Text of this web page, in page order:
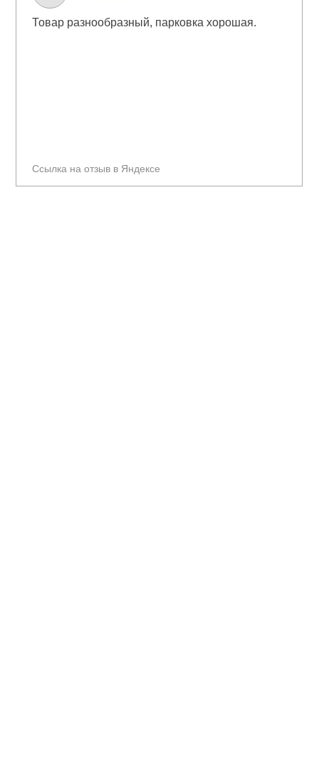
Ссылка на отзыв в Яндексе
Товар разнообразный, парковка хорошая.